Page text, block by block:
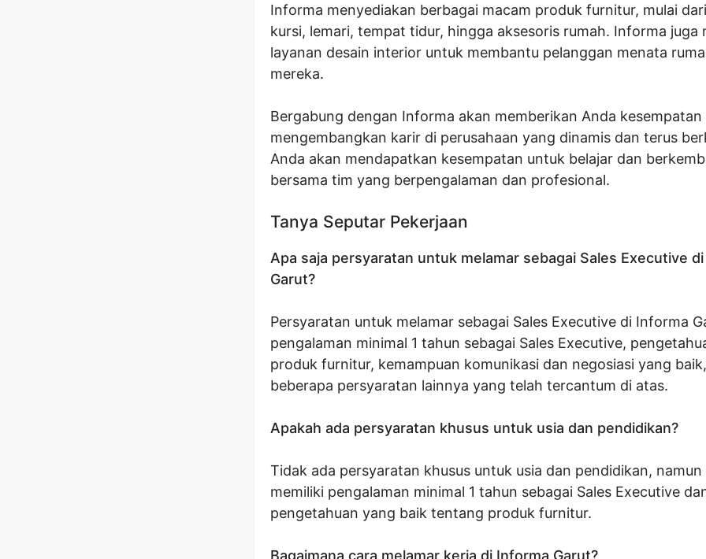
Informa menyediakan berbagai macam produk furnitur, mulai
kursi, lemari, tempat tidur, hingga aksesoris rumah. Informa juga
layanan desain interior untuk membantu pelanggan menata
mereka.
Bergabung dengan Informa akan memberikan Anda
mengembangkan karir di perusahaan yang dinamis dan terus
Anda akan mendapatkan kesempatan untuk belajar dan
bersama tim yang berpengalaman dan profesional.
Tanya Seputar Pekerjaan
Apa saja persyaratan untuk melamar sebagai Sales Executive
Garut?
Persyaratan untuk melamar sebagai Sales Executive di Informa
pengalaman minimal 1 tahun sebagai Sales Executive,
produk furnitur, kemampuan komunikasi dan negosiasi yang
beberapa persyaratan lainnya yang telah tercantum di atas.
Apakah ada persyaratan khusus untuk usia dan pendidikan?
Tidak ada persyaratan khusus untuk usia dan pendidikan, namun
memiliki pengalaman minimal 1 tahun sebagai Sales Executive
pengetahuan yang baik tentang produk furnitur.
Bagaimana cara melamar kerja di Informa Garut?